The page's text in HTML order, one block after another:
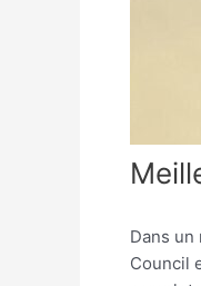
Dans
Council